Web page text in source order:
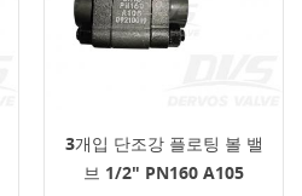
3개입 단조강 플로팅 볼 밸
브 1/2" PN160 A105